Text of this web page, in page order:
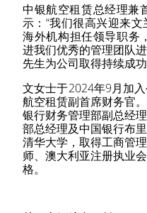
中银航空租赁总经理兼
示： “我们很高兴迎来
海外机构担任领导职务
进我们优秀的管理团队
先生为公司取得持续成功
文女士于2024年9月加
航空租赁副首席财务官
银行财务管理部副总经
部总经理及中国银行布
清华大学，取得工商管
师、澳大利亚注册执业
格。